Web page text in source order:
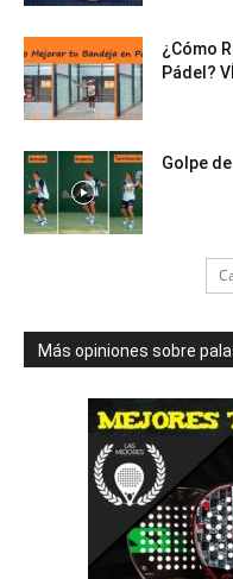
¿Cómo
Pádel?
Golpe de
Más opiniones sobre